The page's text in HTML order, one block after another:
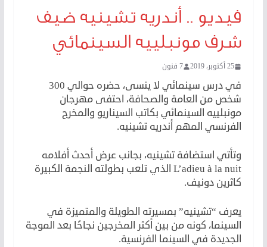
فيديو .. أندريه تشينيه ضيف
شرف مونبلييه السينمائي
25 أكتوبر، 2019 7 فنون
في درس سينمائي لا ينسى، حضره حوالي 300
شخص من العامة والصحافة، احتفى مهرجان
مونبلييه السينمائي بكاتب السيناريو والمخرج
الفرنسي المهم أندريه تشينيه.
وتأتي استضافة تشينيه، بجانب عرض أحدث أفلامه
L’adieu à la nuit الذي تلعب بطولته النجمة الكبيرة
كاثرين دونيف.
يعرف “تشينيه” بمسيرته الطويلة والمتميزة في
السينما، كونه من بين أكثر المخرجين نجاحًا بعد الموجة
الجديدة في السينما الفرنسية.